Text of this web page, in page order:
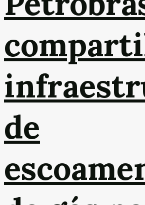
de